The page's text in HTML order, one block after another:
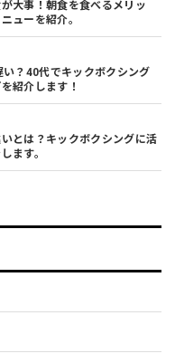
大事！朝食を食べるメリッ
ューを紹介。
？40代でキックボクシング
紹介します！
とは？キックボクシングに活
ます。